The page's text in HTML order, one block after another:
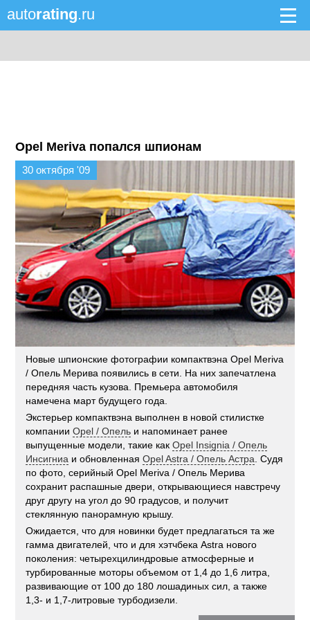
autorating.ru
Opel Meriva попался шпионам
30 октября '09
Новые шпионские фотографии компактвэна Opel Meriva
/ Опель Мерива появились в сети. На них запечатлена
передняя часть кузова. Премьера автомобиля
намечена март будущего года.
Экстерьер компактвэна выполнен в новой стилистке
компанииOpel / Опель и напоминает ранее
выпущенные модели, такие какOpel Insignia / Опель
Инсигниа и обновленнаяOpel Astra / Опель Астра. Судя
по фото, серийный Opel Meriva / Опель Мерива
сохранит распашные двери, открывающиеся навстречу
друг другу на угол до 90 градусов, и получит
стеклянную панорамную крышу.
Ожидается, что для новинки будет предлагаться та же
гамма двигателей, что и для хэтчбека Astra нового
поколения: четырехцилиндровые атмосферные и
турбированные моторы объемом от 1,4 до 1,6 литра,
развивающие от 100 до 180 лошадиных сил, а также
1,3- и 1,7-литровые турбодизели.